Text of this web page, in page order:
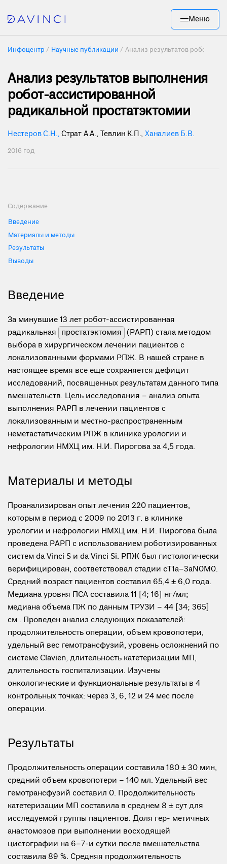
Меню
Инфоцентр Научные публикации Анализ результатов робот-
Анализ результатов выполнения
робот-ассистированной
радикальной простатэктомии
Нестеров С.Н.,Страт А.А., Тевлин К.П.,Ханалиев Б.В.
2016 год
Содержание
Введение
Материалы и методы
Результаты
Выводы
Введение
За минувшие 13 лет робот-ассистированная
радикальная простатэктомия (РАРП) стала методом
выбора в хирургическом лечении пациентов c
локализованными формами РПЖ. В нашей стране в
настоящее время все еще сохраняется дефицит
исследований, посвященных результатам данного типа
вмешательств. Цель исследования – анализ опыта
выполнения РАРП в лечении пациентов c
локализованным и местно-распространенным
неметастатическим РПЖ в клинике урологии и
нефрологии НМХЦ им. Н.И. Пирогова за 4,5 года.
Материалы и методы
Проанализирован опыт лечения 220 пациентов,
которым в период c 2009 по 2013 г. в клинике
урологии и нефрологии НМХЦ им. Н.И. Пирогова была
проведена РАРП c использованием роботизированных
систем da Vinci S и da Vinci Si. РПЖ был гистологически
верифицирован, соответствовал стадии сT1a–3aN0M0.
Средний возраст пациентов составил 65,4 ± 6,0 года.
Медиана уровня ПСА составила 11 [4; 16] нг/мл;
медиана объема ПЖ по данным ТРУЗИ – 44 [34; 365]
см . Проведен анализ следующих показателей:
продолжительность операции, объем кровопотери,
удельный вес гемотрансфузий, уровень осложнений по
системе Clavien, длительность катетеризации МП,
длительность госпитализации. Изучены
онкологические и функциональные результаты в 4
контрольных точках: через 3, 6, 12 и 24 мес после
операции.
Результаты
Продолжительность операции составила 180 ± 30 мин,
средний объем кровопотери – 140 мл. Удельный вес
гемотрансфузий составил 0. Продолжительность
катетеризации МП составила в среднем 8 ± сут для
исследуемой группы пациентов. Доля гер- метичных
анастомозов при выполнении восходящей
цистографии на 6–7-и сутки после вмешательства
составила 89 %. Средняя продолжительность